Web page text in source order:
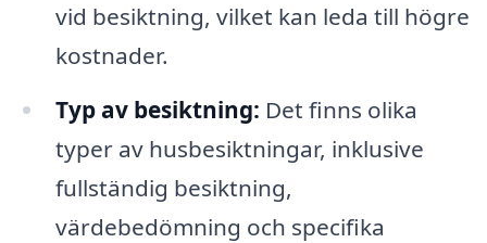
vid besiktning, vilket kan leda till högre
kostnader.
Typ av besiktning: Det finns olika
typer av husbesiktningar, inklusive
fullständig besiktning,
värdebedömning och specifika